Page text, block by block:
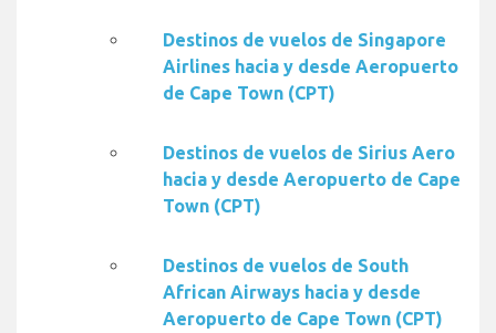
Destinos de vuelos de Singapore
Airlines hacia y desde Aeropuerto
de Cape Town (CPT)
Destinos de vuelos de Sirius Aero
hacia y desde Aeropuerto de Cape
Town (CPT)
Destinos de vuelos de South
African Airways hacia y desde
Aeropuerto de Cape Town (CPT)